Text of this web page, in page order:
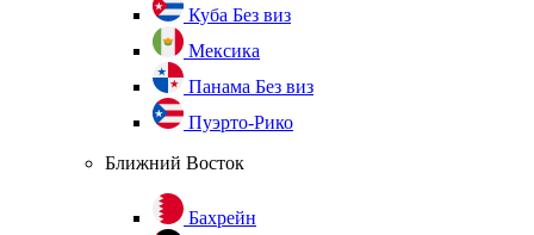
Куба Без виз
Мексика
Панама Без виз
Пуэрто-Рико
Ближний Восток
Бахрейн